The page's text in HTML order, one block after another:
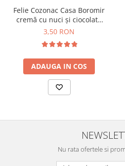
Faina Profesionala
Fursecuri vrac
Congelate brutarie
Pachete Cadou
Cozonac Wine Collection
Vinuri Casa Isarescu
Accesorii Boromir
Felie Cozonac Casa Boromir
cremă cu nuci și ciocolată
80g
3,50 RON
ADAUGA IN COS
Nu rata ofertele si